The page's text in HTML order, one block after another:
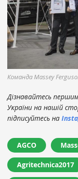
Команда Massey
Дізнавайтесь
України на нашій
підписуйтесь на
AGCO
Agritechnica2017